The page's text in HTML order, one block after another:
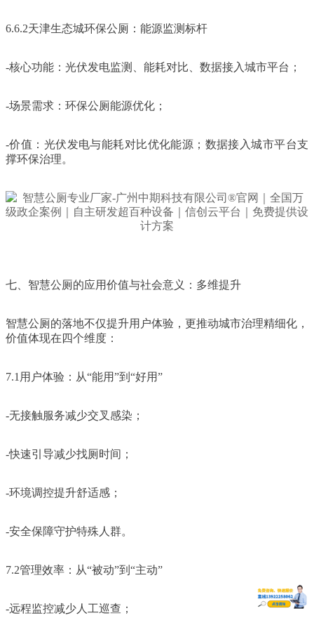
6.6.2天津生态城环保公厕：能源监测标杆
-核心功能：光伏发电监测、能耗对比、数据接入城市平台；
-场景需求：环保公厕能源优化；
-价值：光伏发电与能耗对比优化能源；数据接入城市平台支
撑环保治理。
七、智慧公厕的应用价值与社会意义：多维提升
智慧公厕的落地不仅提升用户体验，更推动城市治理精细化，
价值体现在四个维度：
7.1用户体验：从“能用”到“好用”
-无接触服务减少交叉感染；
-快速引导减少找厕时间；
-环境调控提升舒适感；
-安全保障守护特殊人群。
7.2管理效率：从“被动”到“主动”
-远程监控减少人工巡查；